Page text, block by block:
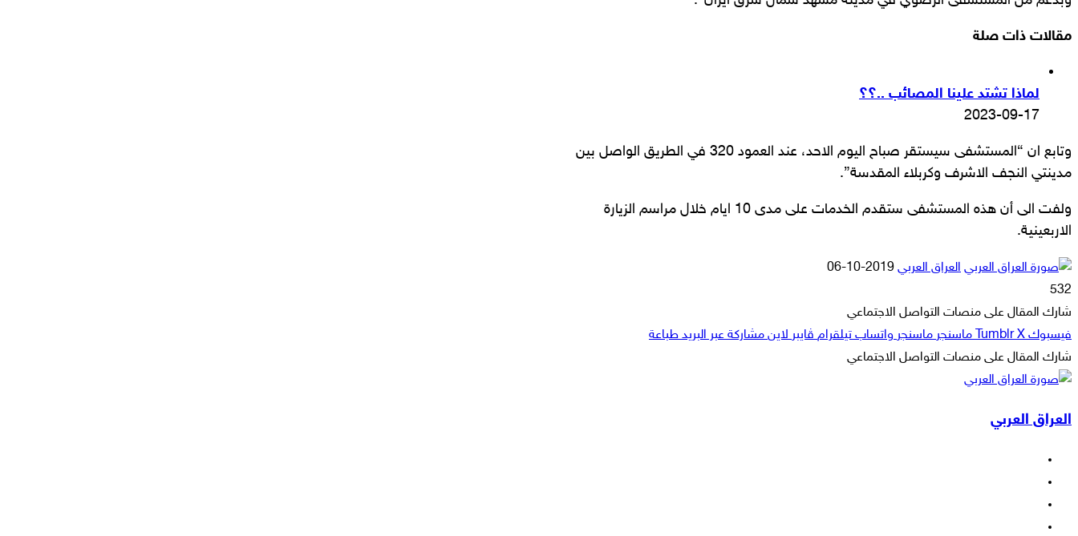
مقالات ذات صلة
لماذا تشتد علينا المصائب ..؟؟
2023-09-17
وتابع ان “المستشفى سيستقر صباح اليوم الاحد، عند العمود 320 في الطريق الواصل بين
مدينتي النجف الاشرف وكربلاء المقدسة”.
ولفت الى أن هذه المستشفى ستقدم الخدمات على مدى 10 ايام خلال مراسم الزيارة
الاربعينية.
العراق العربي أرسل
إلكترونيا
2019-10-06
532
شارك المقال على منصات التواصل الاجتماعي
فيسبوك ‫X ماسنجر ماسنجر واتساب تيلقرام ڤايبر لاين مشاركة عبر البريد طباعة
شارك المقال على منصات التواصل الاجتماعي
فيسبوك
‫X
ماسنجر
ماسنجر
واتساب
تيلقرام
ڤايبر
لاين
مشاركة
البريد
طباعة
العراق العربي